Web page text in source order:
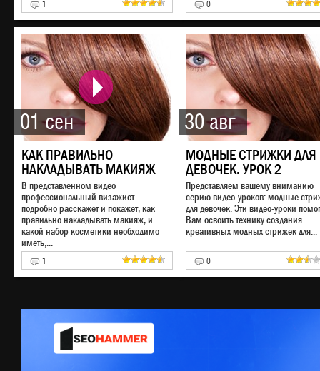
1 0
01 сен
КАК ПРАВИЛЬНО
НАКЛАДЫВАТЬ МАКИЯЖ
В представленном видео
профессиональный визажист
подробно расскажет и покажет, как
правильно накладывать макияж, и
какой набор косметики необходимо
иметь,...
1
30 авг
МОДНЫЕ СТРИЖКИ ДЛЯ
ДЕВОЧЕК. УРОК 2
Представляем вашему вниманию
серию видео-уроков: модные
для девочек. Эти видео-уроки
Вам освоить технику создания
креативных модных стрижек для...
0